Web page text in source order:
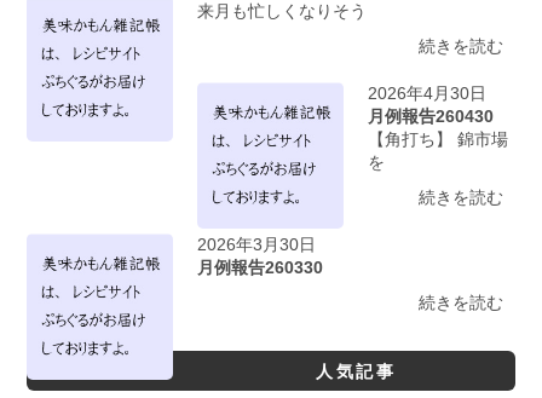
来月も忙しくなりそう
続きを読む
2026年4月30日
月例報告260430
【角打ち】 錦市場
を
続きを読む
2026年3月30日
月例報告260330
続きを読む
人気記事